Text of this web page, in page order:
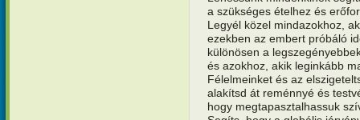
a szükséges ételhez és
Legyél közel mindazokhoz,
ezekben az embert próbáló
különösen a
és azokhoz, akik leginkább
Félelmeinket és az
alakítsd át reménnyé és
hogy megtapasztalhassuk